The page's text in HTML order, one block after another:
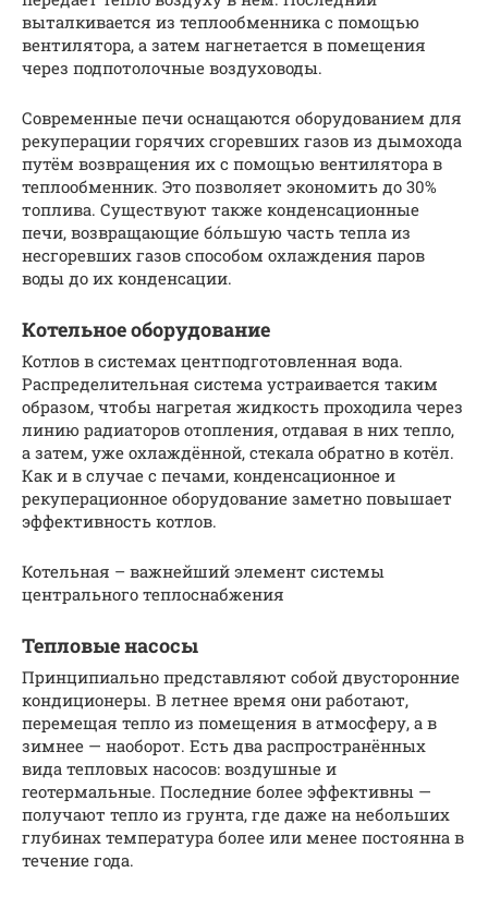
выталкивается из теплообменника с помощью
вентилятора, а затем нагнетается в помещения
через подпотолочные воздуховоды.
Современные печи оснащаются оборудованием для
рекуперации горячих сгоревших газов из дымохода
путём возвращения их с помощью вентилятора в
теплообменник. Это позволяет экономить до 30%
топлива. Существуют также конденсационные
печи, возвращающие бо́льшую часть тепла из
несгоревших газов способом охлаждения паров
воды до их конденсации.
Котельное оборудование
Котлов в системах центподготовленная вода.
Распределительная система устраивается таким
образом, чтобы нагретая жидкость проходила через
линию радиаторов отопления, отдавая в них тепло,
а затем, уже охлаждённой, стекала обратно в котёл.
Как и в случае с печами, конденсационное и
рекуперационное оборудование заметно повышает
эффективность котлов.
Котельная – важнейший элемент системы
центрального теплоснабжения
Тепловые насосы
Принципиально представляют собой двусторонние
кондиционеры. В летнее время они работают,
перемещая тепло из помещения в атмосферу, а в
зимнее — наоборот. Есть два распространённых
вида тепловых насосов: воздушные и
геотермальные. Последние более эффективны —
получают тепло из грунта, где даже на небольших
глубинах температура более или менее постоянна в
течение года.